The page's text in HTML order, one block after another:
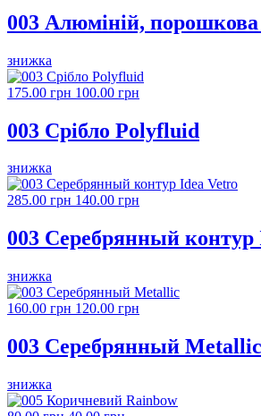
003 Алюміній,
знижка
175.00 грн 100.00 грн
003 Срібло Polyfluid
знижка
285.00 грн 140.00 грн
003 Серебрянный контур
знижка
160.00 грн 120.00 грн
003 Серебрянный Metallic
знижка